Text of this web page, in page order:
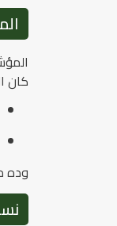
كان
وده